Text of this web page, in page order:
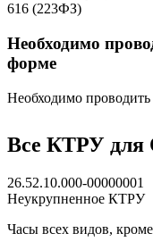
616 (223ФЗ)
Необходимо
форме
Необходимо
Все КТРУ
26.52.10.000-00000001
Неукрупненное КТРУ
Часы всех видов,